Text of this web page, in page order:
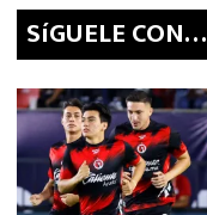
SíGUELE CON…